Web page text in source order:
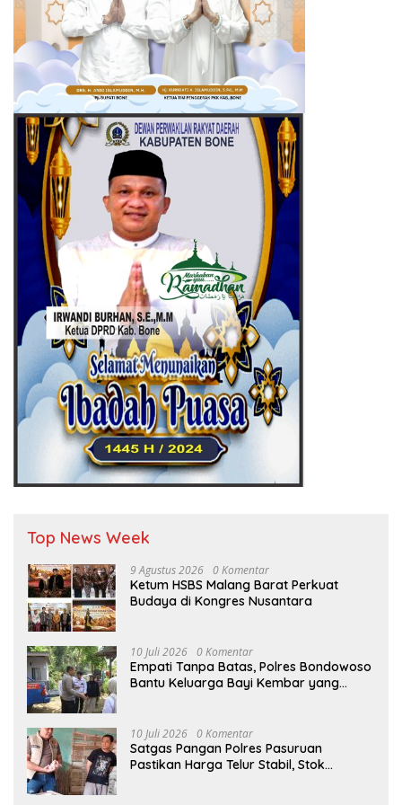
Top News Week
9 Agustus 2026 0 Komentar
Ketum HSBS Malang Barat Perkuat
Budaya di Kongres Nusantara
10 Juli 2026 0 Komentar
Empati Tanpa Batas, Polres Bondowoso
Bantu Keluarga Bayi Kembar yang
10 Juli 2026 0 Komentar
Satgas Pangan Polres Pasuruan
Pastikan Harga Telur Stabil, Stok